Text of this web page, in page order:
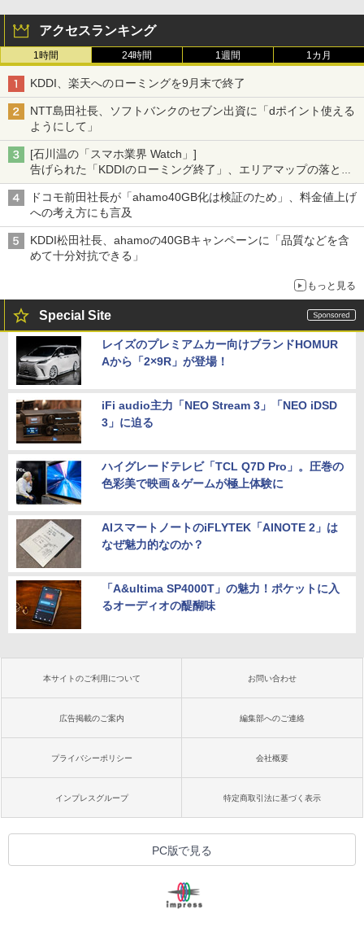
アクセスランキング
1時間 24時間 1週間 1カ月
KDDI、楽天へのローミングを9月末で終了
NTT島田社長、ソフトバンクのセブン出資に「dポイント使える
ようにして」
[石川温の「スマホ業界 Watch」]
告げられた「KDDIのローミング終了」、エリアマップの落とし
穴と楽天モバイルの課題
ドコモ前田社長が「ahamo40GB化は検証のため」、料金値上げ
への考え方にも言及
KDDI松田社長、ahamoの40GBキャンペーンに「品質などを含
めて十分対抗できる」
もっと見る
Special Site
レイズのプレミアムカー向けブランドHOMUR
Aから「2×9R」が登場！
iFi audio主力「NEO Stream 3」「NEO iDSD
3」に迫る
ハイグレードテレビ「TCL Q7D Pro」。圧巻の
色彩美で映画＆ゲームが極上体験に
AIスマートノートのiFLYTEK「AINOTE 2」は
なぜ魅力的なのか？
「A&ultima SP4000T」の魅力！ポケットに入
るオーディオの醍醐味
本サイトのご利用について お問い合わせ
広告掲載のご案内 編集部へのご連絡
プライバシーポリシー 会社概要
インプレスグループ 特定商取引法に基づく表示
PC版で見る